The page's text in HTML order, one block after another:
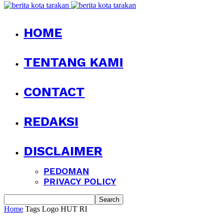
HOME
TENTANG KAMI
CONTACT
REDAKSI
DISCLAIMER
PEDOMAN
PRIVACY POLICY
Home Tags Logo HUT RI